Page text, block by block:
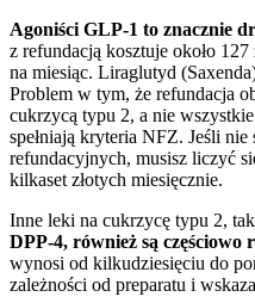
Agoniści GLP-1 to znacznie
z refundacją kosztuje około
na miesiąc. Liraglutyd
Problem w tym, że refundacja
cukrzycą typu 2, a nie
spełniają kryteria NFZ. Jeśli nie
refundacyjnych, musisz liczyć
kilkaset złotych miesięcznie.
Inne leki na cukrzycę typu 2,
DPP-4, również są częściowo
wynosi od kilkudziesięciu do
zależności od preparatu i